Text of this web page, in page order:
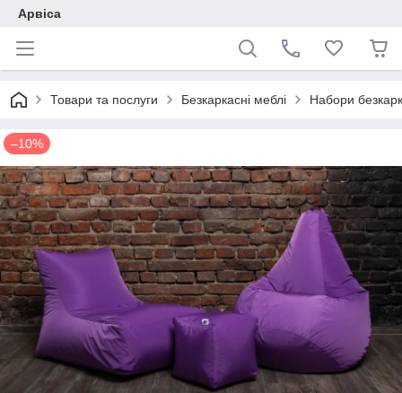
Арвіса
Товари та послуги Безкаркасні меблі Набори
–10%